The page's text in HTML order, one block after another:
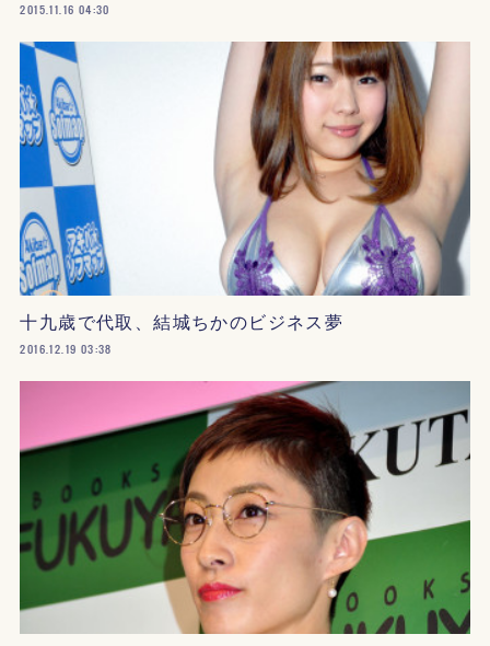
2015.11.16 04:30
十九歳で代取、結城ちかのビジネス夢
2016.12.19 03:38